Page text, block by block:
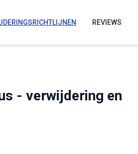
REVIEWS
- verwijdering en